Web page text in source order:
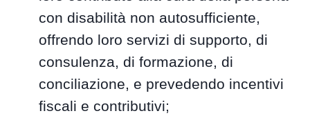
con disabilità non autosufficiente,
offrendo loro servizi di supporto, di
consulenza, di formazione, di
conciliazione, e prevedendo incentivi
fiscali e contributivi;